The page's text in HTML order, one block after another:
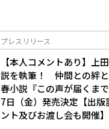
プレスリリース
【本人コメントあり】上
説を執筆！ 仲間との絆
春小説『この声が届くま
7日（金）発売決定【出版
ント及びお渡し会も開催】